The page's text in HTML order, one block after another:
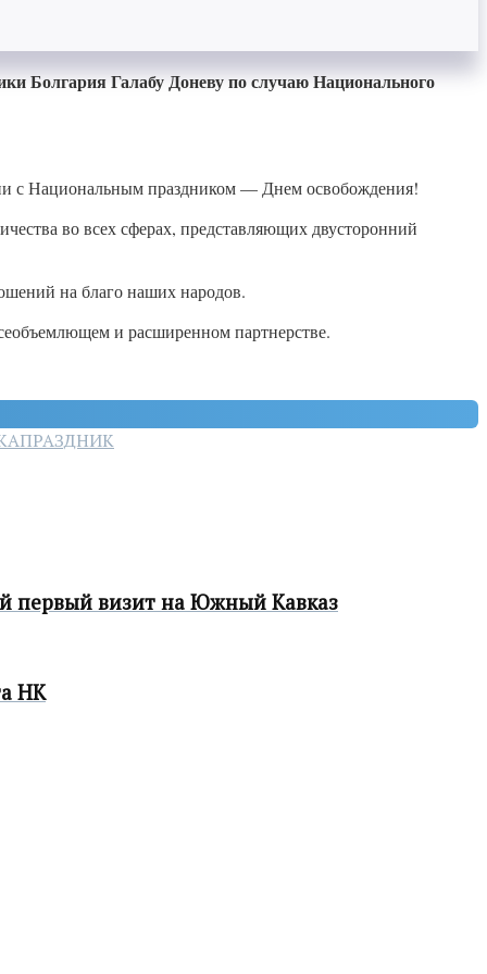
Болгария Галабу Доневу по случаю Национального
с Национальным праздником — Днем освобождения!
во всех сферах, представляющих двусторонний
на благо наших народов.
и расширенном партнерстве.
ПРАЗДНИК
первый визит на Южный Кавказ
НК